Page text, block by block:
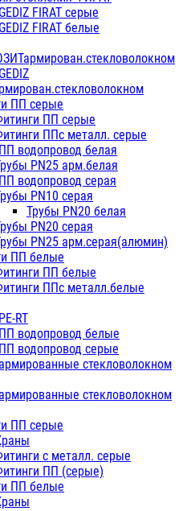
FIRAT серые
FIRAT белые
ПП серые
ПП серые
ППс металл. серые
водопровод белая
PN25 арм.белая
водопровод серая
PN10 серая
Трубы PN20 белая
PN20 серая
PN25 арм.серая(алюмин)
ПП белые
ПП белые
ППс металл.белые
RT
водопровод белые
водопровод серые
стекловолокном
стекловолокном
ПП серые
с металл. серые
ПП (серые)
ПП белые